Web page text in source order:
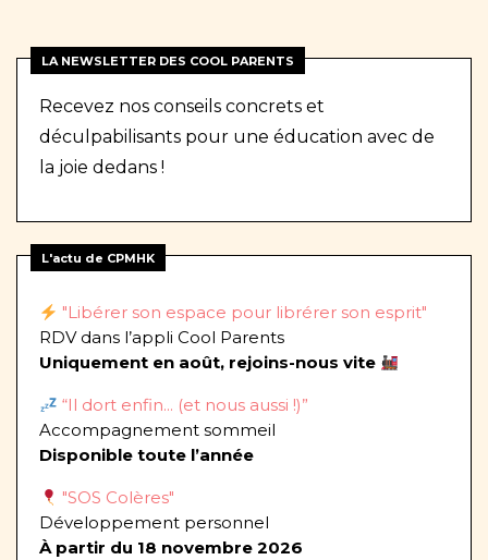
LA NEWSLETTER DES COOL PARENTS
Recevez nos conseils concrets et
déculpabilisants pour une éducation avec de
la joie dedans !
L'actu de CPMHK
"Libérer son espace pour librérer son esprit"
RDV dans l’appli Cool Parents
Uniquement en août, rejoins-nous vite
“Il dort enfin... (et nous aussi !)”
Accompagnement sommeil
Disponible toute l’année
"SOS Colères"
Développement personnel
À partir du 18 novembre 2026